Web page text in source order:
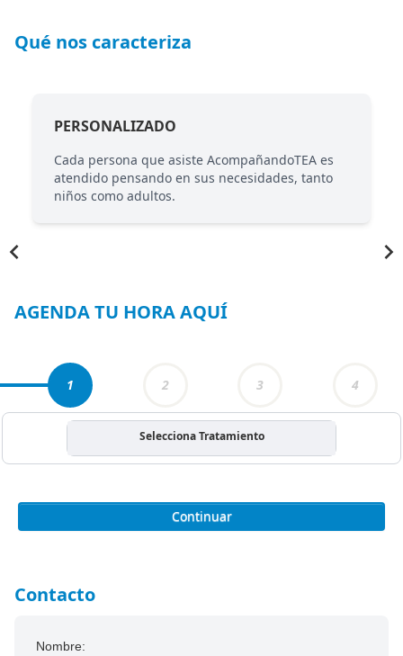
Qué nos caracteriza
PERSONALIZADO
Cada persona que asiste AcompañandoTEA es
atendido pensando en sus necesidades, tanto
niños como adultos.
AGENDA TU HORA AQUÍ
1 2 3 4
Selecciona Tratamiento
Continuar
Contacto
Nombre: